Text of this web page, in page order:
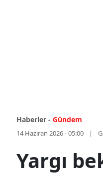
Haberler - Gündem
14 Haziran 2026 - 05:00
Yargı